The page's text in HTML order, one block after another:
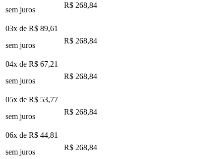
sem juros
R$ 268,84
03x de R$ 89,61
sem juros
R$ 268,84
04x de R$ 67,21
sem juros
R$ 268,84
05x de R$ 53,77
sem juros
R$ 268,84
06x de R$ 44,81
sem juros
R$ 268,84